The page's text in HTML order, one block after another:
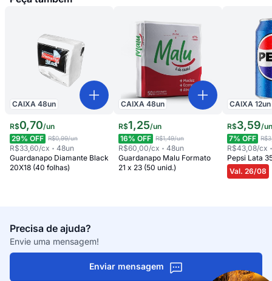
CAIXA 48un
R$0,70/un
29% OFF R$0,99/un
R$33,60/cx 48un
Guardanapo Diamante Black
20X18 (40 folhas)
CAIXA48un
R$1,25/un
16% OFF R$1,49/un
R$60,00/cx 48un
Guardanapo Malu Formato
21 x 23 (50 unid.)
CAIXA12un
R$3,59/
7% OFF
R$43,08/cx
Pepsi Lata
Val. 26/08
Precisa de ajuda?
Envie uma mensagem!
Enviar mensagem